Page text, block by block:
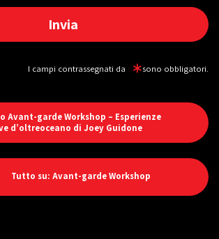
I campi contrassegnati da sono obbligatori.
Avant-garde Workshop – Esperienze
d’oltreoceano di Joey Guidone
Tutto su: Avant-garde Workshop